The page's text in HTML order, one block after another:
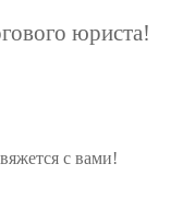
юриста!
с вами!